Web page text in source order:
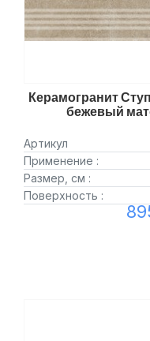
Керамогранит
бежевый
Артикул
Применение :
Размер, см :
Поверхность :